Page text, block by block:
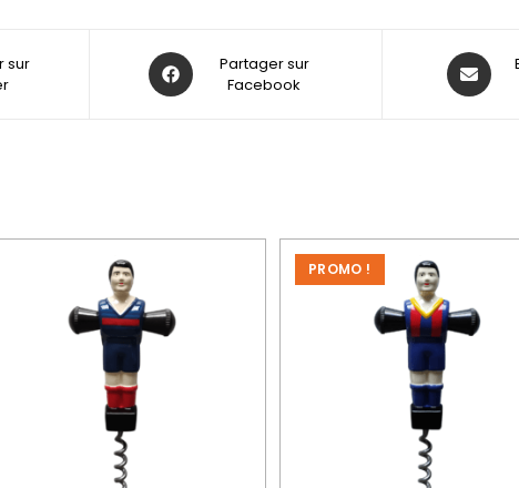
sur
Partager sur
Facebook
PROMO !